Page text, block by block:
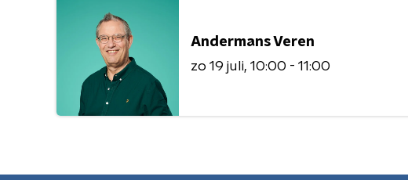
Andermans Veren
zo 19 juli 10:00 - 11:00